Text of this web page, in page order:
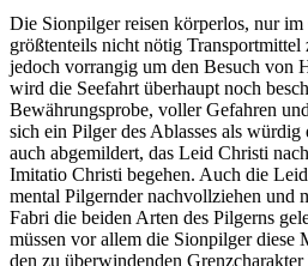
Die Sionpilger reisen körperlos, nur im
größtenteils nicht nötig Transportmittel
jedoch vorrangig um den Besuch von
wird die Seefahrt überhaupt noch
Bewährungsprobe, voller Gefahren
sich ein Pilger des Ablasses als
auch abgemildert, das Leid Christi
Imitatio Christi begehen. Auch die
mental Pilgernder nachvollziehen und
Fabri die beiden Arten des Pilgerns
müssen vor allem die Sionpilger diese
den zu überwindenden Grenzcharakter